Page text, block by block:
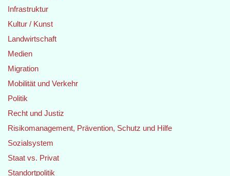
Infrastruktur
Kultur / Kunst
Landwirtschaft
Medien
Migration
Mobilität und Verkehr
Politik
Recht und Justiz
Risikomanagement, Prävention, Schutz und Hilfe
Sozialsystem
Staat vs. Privat
Standortpolitik